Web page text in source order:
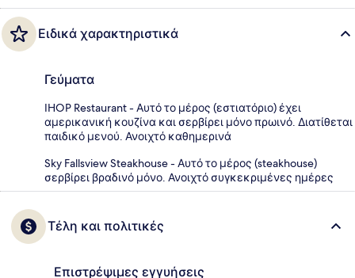
Ειδικά χαρακτηριστικά
Γεύματα
IHOP Restaurant - Αυτό το μέρος (εστιατόριο) έχει
αμερικανική κουζίνα και σερβίρει μόνο πρωινό. Διατίθεται
παιδικό μενού. Ανοιχτό καθημερινά
Sky Fallsview Steakhouse - Αυτό το μέρος (steakhouse)
σερβίρει βραδινό μόνο. Ανοιχτό συγκεκριμένες ημέρες
Τέλη και πολιτικές
Επιστρέψιμες εγγυήσεις